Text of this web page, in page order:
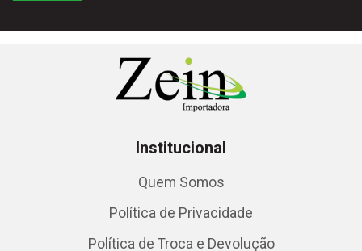
Institucional
Quem Somos
Política de Privacidade
Política de Troca e Devolução